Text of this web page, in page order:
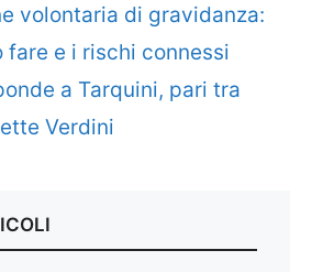
volontaria di gravidanza:
fare e i rischi connessi
a Tarquini, pari tra
Verdini